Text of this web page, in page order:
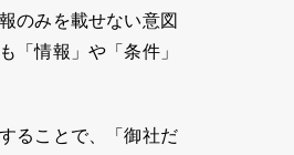
のみを載せない意図
「情報」や「条件」
ることで、「御社だ